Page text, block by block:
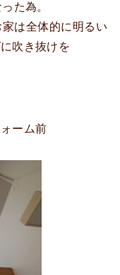
た為。
全体的に明るい
吹き抜けを
前